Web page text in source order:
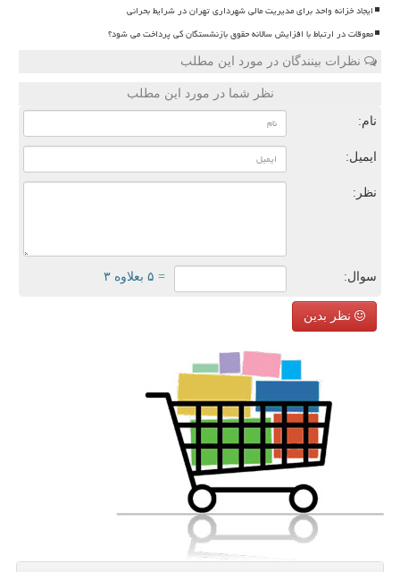
ایجاد خزانه واحد برای مدیریت مالی شهرداری تهران در شرایط بحرانی
معوقات در ارتباط با افزایش سالانه حقوق بازنشستگان کی پرداخت می شود؟
نظرات بینندگان در مورد این مطلب
نظر شما در مورد این مطلب
نام:
ایمیل:
نظر:
سوال: = ۵ بعلاوه ۳
نظر بدین